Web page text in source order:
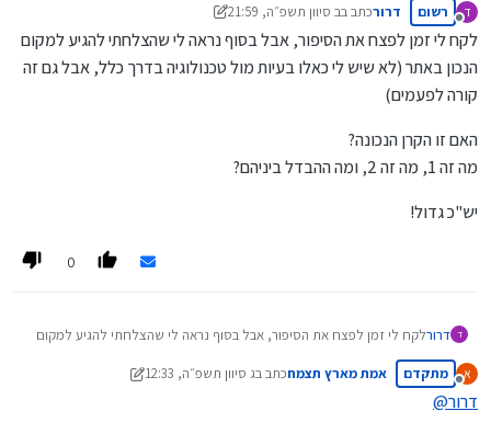
ד
מנותק
רשום דרורכתב בב סיוון תשפ״ה, 21:59
נערך לאחרונה על ידי דרור
לקח לי זמן לפצח את הסיפור, אבל בסוף נראה לי שהצלחתי להגיע למקום
הנכון באתר (לא שיש לי כאלו בעיות מול טכנולוגיה בדרך כלל, אבל גם זה
קורה לפעמים)
האם זו הקרן הנכונה?
מה זה 1, מה זה 2, ומה ההבדל ביניהם?
יש"כ גדול!
0
ד דרורלקח לי זמן לפצח את הסיפור, אבל בסוף נראה לי שהצלחתי להגיע למקום
הנכון באתר (לא שיש לי כאלו בעיות מול טכנולוגיה בדרך כלל, אבל גם זה
קורה לפעמים)
האם זו הקרן הנכונה?
א
מנותק
מתקדם אמת מארץ תצמחכתב בג סיוון תשפ״ה, 12:33
נערך לאחרונה על ידי אמת מארץ תצמח
@דרור